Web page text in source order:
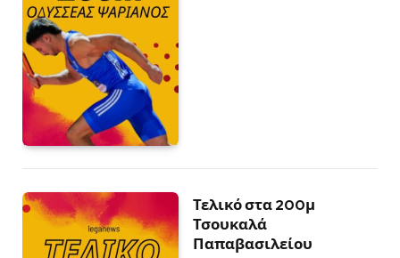
Τελικό στα 200μ
Τσουκαλά
Παπαβασιλείου